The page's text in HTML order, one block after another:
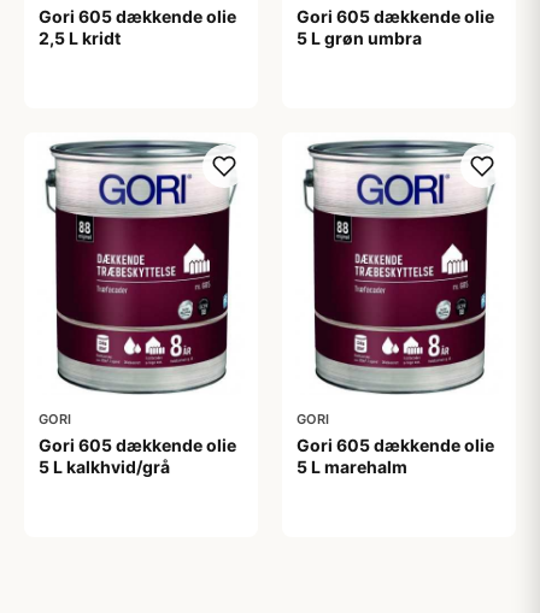
Gori 605 dækkende olie
2,5 L kridt
Gori 605 dækkende olie
5 L grøn umbra
GORI
Gori 605 dækkende olie
5 L kalkhvid/grå
GORI
Gori 605 dækkende olie
5 L marehalm